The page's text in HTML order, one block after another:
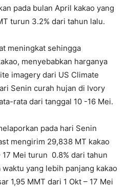
pada bulan April kakao yang
turun 3.2% dari tahun lalu.
meningkat sehingga
menyebabkan harganya
imagery dari US Climate
Senin curah hujan di Ivory
rata dari tanggal 10 -16 Mei.
pada hari Senin
mengirim 29,838 MT kakao
17 Mei turun 0.8% dari tahun
yang lebih panjang kakao
1,95 MMT dari 1 Okt – 17 Mei